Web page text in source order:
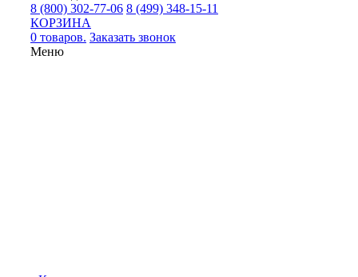
8 (800) 302-77-06 8 (499) 348-15-11
КОРЗИНА
0 товаров. Заказать звонок
Меню